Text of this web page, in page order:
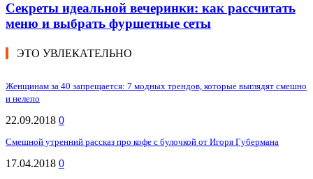
Секреты идеальной вечеринки: как рассчитать
меню и выбрать фуршетные сеты
ЭТО УВЛЕКАТЕЛЬНО
Женщинам за 40 запрещается: 7 модных трендов, которые выглядят смешно
и нелепо
22.09.2018 0
Смешной утренний рассказ про кофе с булочкой от Игоря Губермана
17.04.2018 0